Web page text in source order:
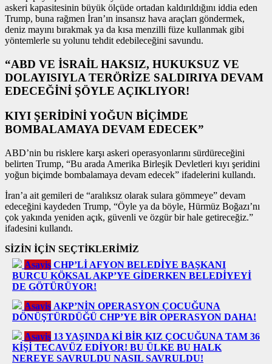
askeri kapasitesinin büyük ölçüde ortadan kaldırıldığını iddia eden
Trump, buna rağmen İran’ın insansız hava araçları göndermek,
deniz mayını bırakmak ya da kısa menzilli füze kullanmak gibi
yöntemlerle su yolunu tehdit edebileceğini savundu.
“ABD VE İSRAİL HAKSIZ, HUKUKSUZ VE
DOLAYISIYLA TERÖRİZE SALDIRIYA DEVAM
EDECEĞİNİ ŞÖYLE AÇIKLIYOR!
KIYI ŞERİDİNİ YOĞUN BİÇİMDE
BOMBALAMAYA DEVAM EDECEK”
ABD’nin bu risklere karşı askeri operasyonlarını sürdüreceğini
belirten Trump, “Bu arada Amerika Birleşik Devletleri kıyı şeridini
yoğun biçimde bombalamaya devam edecek” ifadelerini kullandı.
İran’a ait gemileri de “aralıksız olarak sulara gömmeye” devam
edeceğini kaydeden Trump, “Öyle ya da böyle, Hürmüz Boğazı’nı
çok yakında yeniden açık, güvenli ve özgür bir hale getireceğiz.”
ifadesini kullandı.
SİZİN İÇİN SEÇTİKLERİMİZ
Asayiş CHP’Lİ AFYON BELEDİYE BAŞKANI
BURCU KÖKSAL AKP’YE GİDERKEN BELEDİYEYİ
DE GÖTÜRÜYOR!
Asayiş AKP’NİN OPERASYON ÇOCUĞUNA
DÖNÜŞTÜRDÜĞÜ CHP’YE BİR OPERASYON DAHA!
Asayiş 13 YAŞINDA Kİ BİR KIZ ÇOCUĞUNA TAM 36
KİŞİ TECAVÜZ EDİYOR! BU ÜLKE BU HALK
NEREYE SAVRULDU NASIL SAVRULDU!